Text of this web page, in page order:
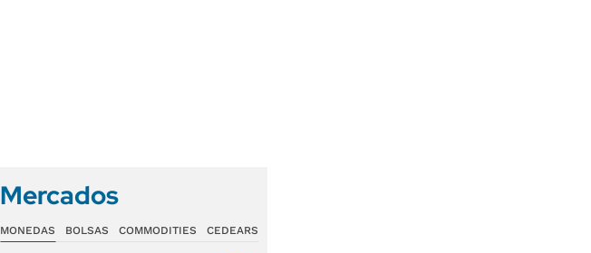
Mercados
MONEDAS BOLSAS COMMODITIES CEDEARS